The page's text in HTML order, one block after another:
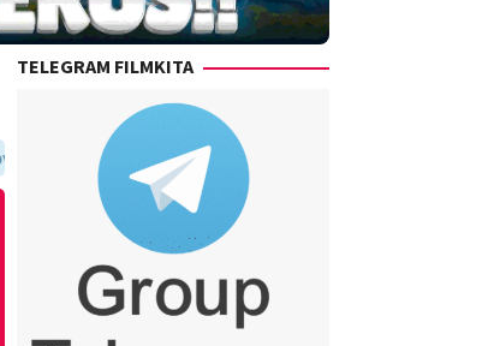
dalam satu tempat yang praktis dan update setiap hari.
TELEGRAM FILMKITA